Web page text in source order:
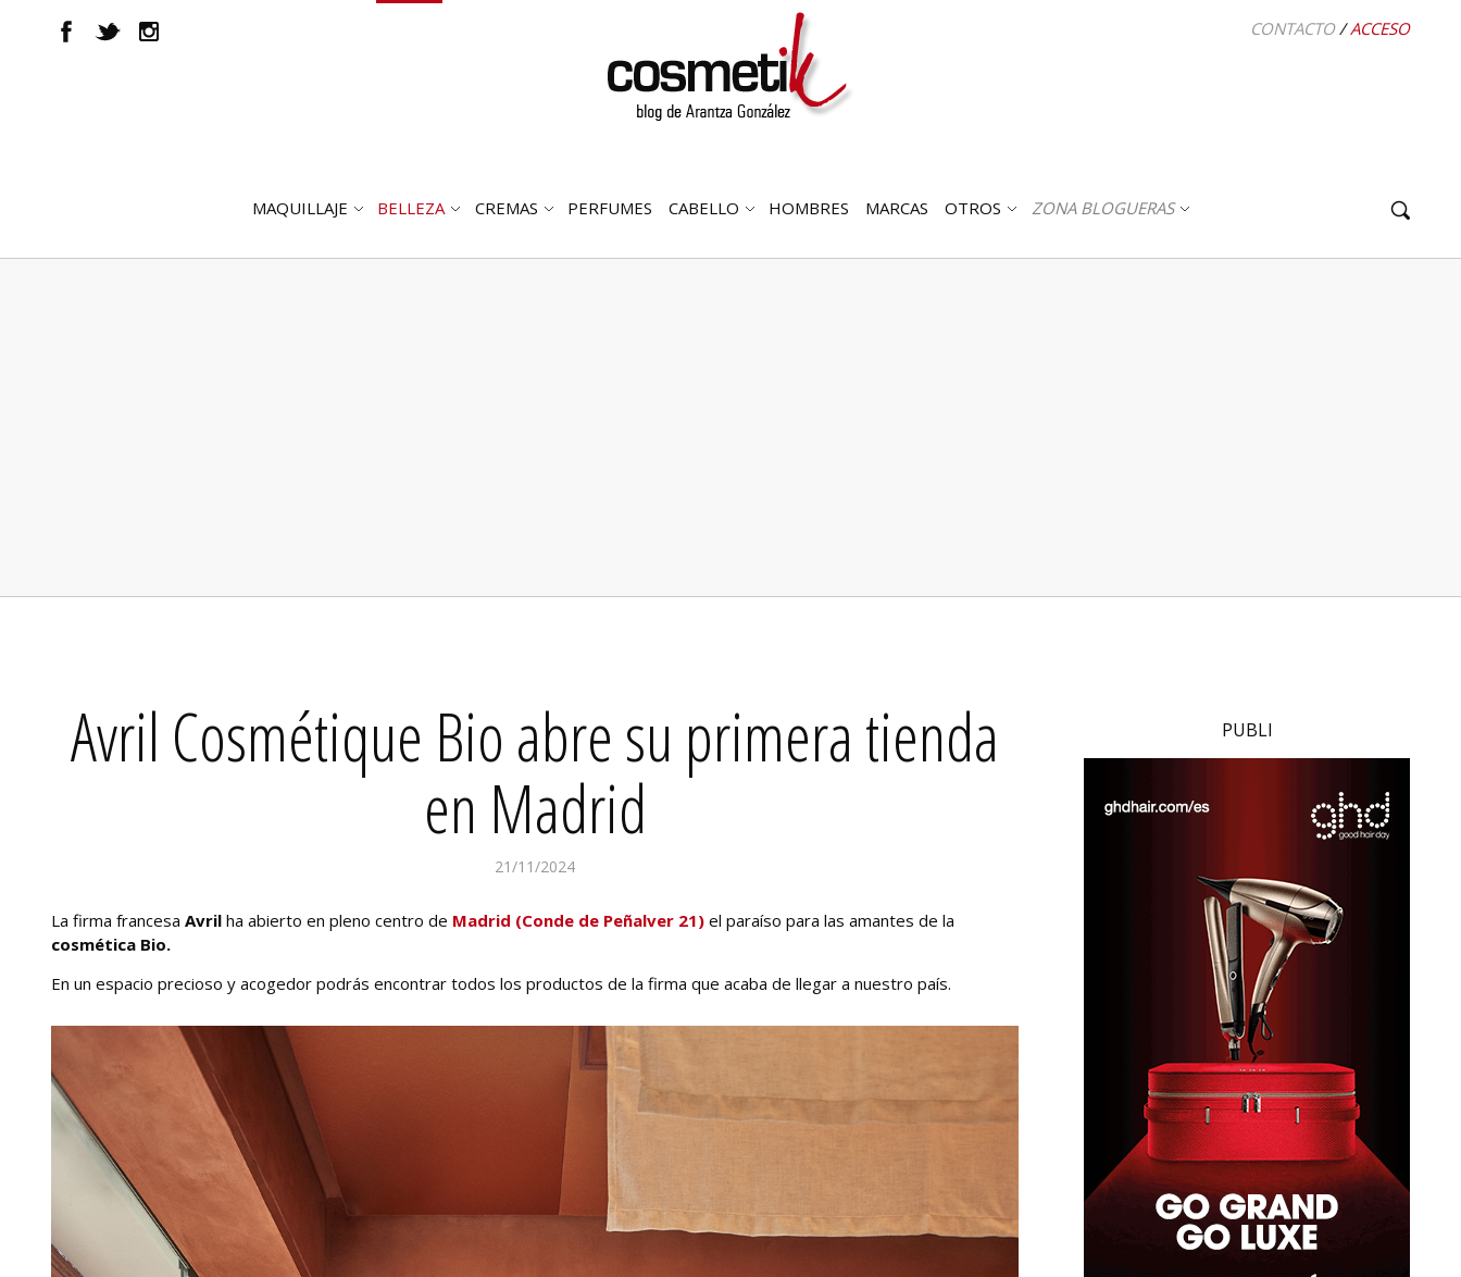
ABRIR
MAQUILLAJE
ABRIR
BELLEZA
ABRIR
CREMAS PERFUMES
ABRIR
CABELLO HOMBRES MARCAS
ABRIR
OTROS ZONA BLOGUERAS
CONTACTO/ACCESO
Avril Cosmétique Bio abre su primera tienda
en Madrid
21/11/2024
La firma francesa Avril ha abierto en pleno centro de Madrid (Conde de Peñalver 21) el paraíso para las amantes de la
cosmética Bio.
En un espacio precioso y acogedor podrás encontrar todos los productos de la firma que acaba de llegar a nuestro país.
PUBLI